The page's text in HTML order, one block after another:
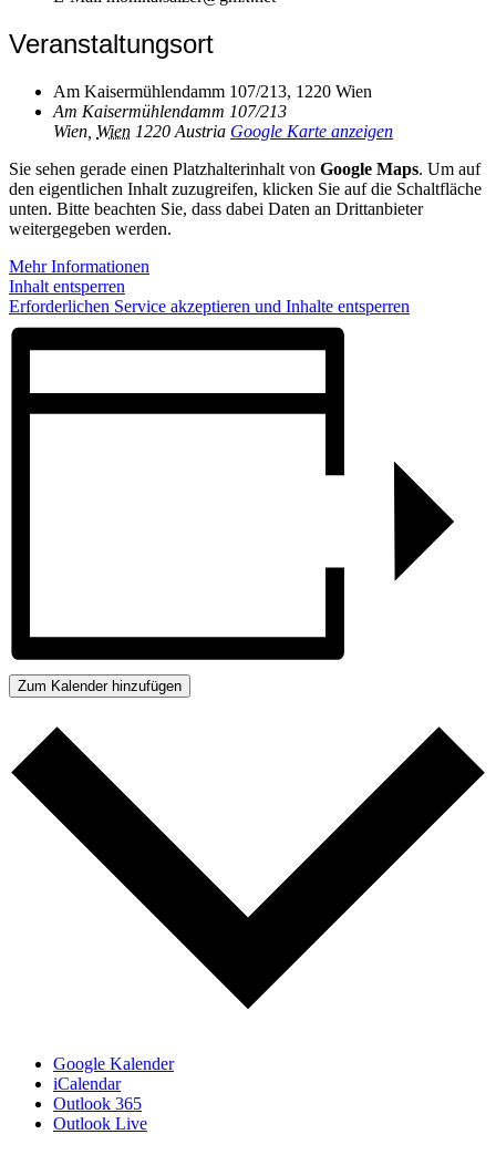
Veranstaltungsort
Am Kaisermühlendamm 107/213, 1220 Wien
Am Kaisermühlendamm 107/213
Wien Wien 1220 Austria Google Karte anzeigen
Sie sehen gerade einen Platzhalterinhalt von Google Maps. Um auf
den eigentlichen Inhalt zuzugreifen, klicken Sie auf die Schaltfläche
unten. Bitte beachten Sie, dass dabei Daten an Drittanbieter
weitergegeben werden.
Mehr Informationen
Inhalt entsperren
Erforderlichen Service akzeptieren und Inhalte entsperren
Zum Kalender hinzufügen
Google Kalender
iCalendar
Outlook 365
Outlook Live